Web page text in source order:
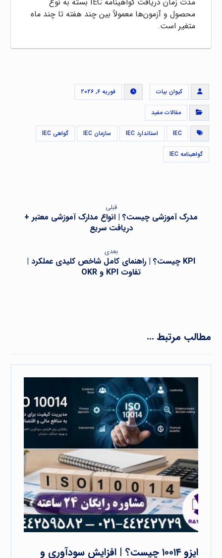
محصول و آزمون‌ها معمولاً بین چند هفته تا چند ماه
متغیر است.
کیوان بیات فوریه ۶, ۲۰۲۶
مقالات مفید
IEC استاندارد IEC سازمان IEC گواهی IEC
گواهینامه IEC
قبلی
مدرک آموزشی چیست؟ | انواع مدارک آموزشی معتبر +
دریافت سریع
بعدی
KPI چیست؟ | راهنمای کامل شاخص کلیدی عملکرد |
تفاوت KPI و OKR
مطالب مرتبط ...
ایزو ۱۰۰۱۴ چیست؟ | افزایش سودآوری و